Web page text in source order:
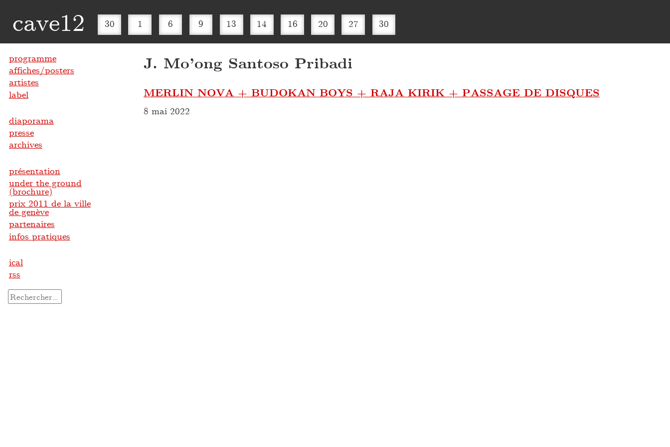
cave12 30 1 6 9 13 14 16 20 27 30
J. Mo’ong Santoso Pribadi
MERLIN NOVA + BUDOKAN BOYS + RAJA KIRIK + PASSAGE DE DISQUES
8 mai 2022
programme
affiches/posters
artistes
label
diaporama
presse
archives
présentation
under the ground
(brochure)
prix 2011 de la ville
de genève
partenaires
infos pratiques
ical
rss
Rechercher :